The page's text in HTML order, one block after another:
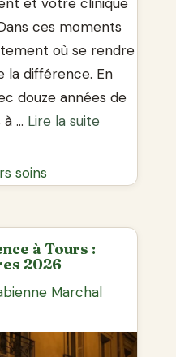
ces moments
où se rendre
la différence. En
douze années de
à … Lire la suite
soins
à Tours :
2026
Marchal